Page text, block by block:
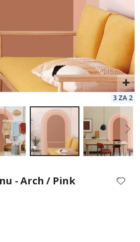
- Arch / Pink
hodnotenie: